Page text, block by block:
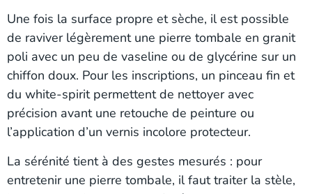
Une fois la surface propre et sèche, il est possible
de raviver légèrement une pierre tombale en granit
poli avec un peu de vaseline ou de glycérine sur un
chiffon doux. Pour les inscriptions, un pinceau fin et
du white-spirit permettent de nettoyer avec
précision avant une retouche de peinture ou
l’application d’un vernis incolore protecteur.
La sérénité tient à des gestes mesurés : pour
entretenir une pierre tombale, il faut traiter la stèle,